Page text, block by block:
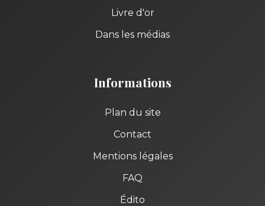
Livre d'or
Dans les médias
Informations
Plan du site
Contact
Mentions légales
FAQ
Édito